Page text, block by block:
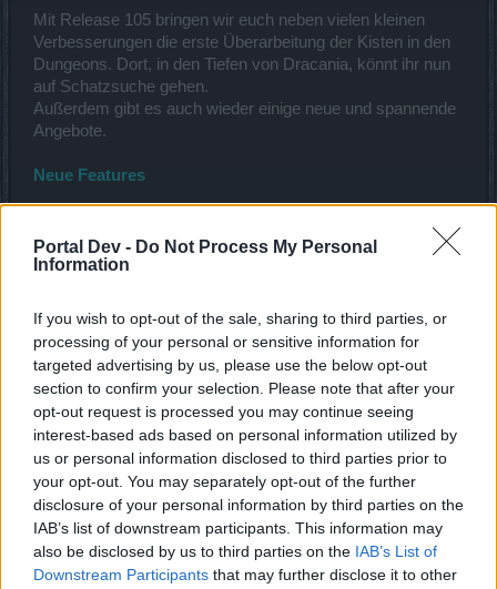
Portal Dev - Do Not Process My Personal
Information
If you wish to opt-out of the sale, sharing to third parties, or
processing of your personal or sensitive information for
targeted advertising by us, please use the below opt-out
section to confirm your selection. Please note that after your
opt-out request is processed you may continue seeing
interest-based ads based on personal information utilized by
us or personal information disclosed to third parties prior to
your opt-out. You may separately opt-out of the further
disclosure of your personal information by third parties on the
IAB’s list of downstream participants. This information may
also be disclosed by us to third parties on the IAB’s List of
Downstream Participants that may further disclose it to other
Mit Release 105 bringen wir euch neben vielen kleinen
Verbesserungen die erste Überarbeitung der Kisten in den
Dungeons. Dort, in den Tiefen von Dracania, könnt ihr nun
auf Schatzsuche gehen.
Außerdem gibt es auch wieder einige neue und spannende
Angebote.
Neue Features
Ab sofort kann man in allen Dungeons magische,
atemberaubende Belohnungen!
Der Inhalt jeder Schatzkiste entspricht nun immer
eurer Stufe.
Geöffnet werden können alle neuen Schatzkisten mit
Dietrichen. Existierende Kupfer-, Eisen-, Silber und
Goldschlüssel werden automatisch in Dietriche
umgewandelt.
Kiste der einzigartigen Gegenstände
Die Artefakthändler bieten ab sofort
Überraschungskisten mit einzigartigen
Gegenständen an. Jede Kiste ist mit den